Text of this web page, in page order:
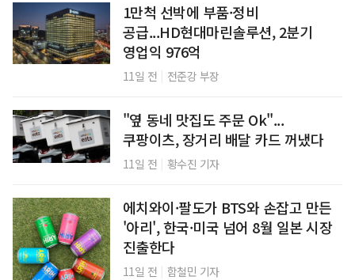
1만척 선박에 부품·정비
공급...HD현대마린솔루션, 2분기
영업익 976억
11일 전 전준강 부장
"옆 동네 맛집도 주문 Ok"...
쿠팡이츠, 장거리 배달 카드 꺼냈다
11일 전 황수진 기자
에치와이·팔도가 BTS와 손잡고 만든
'아리', 한국·미국 넘어 8월 일본 시장
진출한다
11일 전 함철민 기자